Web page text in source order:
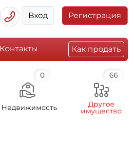
Вход Регистрация
Контакты Как продать
0
Недвижимость
66
Другое
имущество